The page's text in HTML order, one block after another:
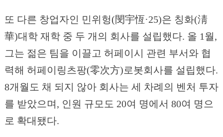
또 다른 창업자인 민위헝(閔宇恆·25)은 칭화(淸
華)대학 재학 중 두 개의 회사를 설립했다. 올 1월,
그는 젊은 팀을 이끌고 허페이시 관련 부서와 협
력해 허페이링츠팡(零次方)로봇회사를 설립했다.
8개월도 채 되지 않아 회사는 세 차례의 벤처 투자
를 받았으며, 인원 규모도 20여 명에서 80여 명으
로 확대됐다.